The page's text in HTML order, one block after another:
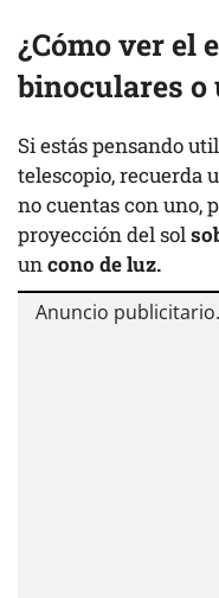
¿Cómo ver el
binoculares o
Si estás pensando
telescopio, recuerda
no cuentas con uno,
proyección del sol
uncono de luz.